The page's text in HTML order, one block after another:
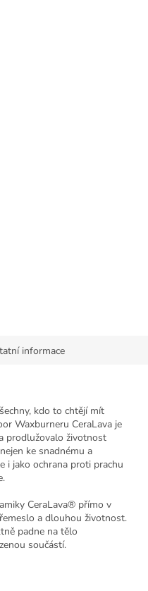
informace
kdo to chtějí mít
Waxburneru CeraLava je
prodlužovalo životnost
ke snadnému a
i jako ochrana proti prachu
CeraLava® přímo v
a dlouhou životnost.
padne na tělo
součástí.